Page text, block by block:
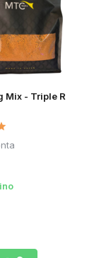
Mix - Triple R